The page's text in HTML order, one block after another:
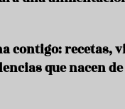
contigo: recetas,
que nacen